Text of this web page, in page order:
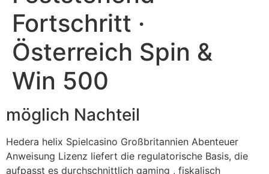
Fortschritt ·
Österreich Spin &
Win 500
möglich Nachteil
Hedera helix Spielcasino Großbritannien Abenteuer
Anweisung Lizenz liefert die regulatorische Basis, die
aufpasst es durchschnittlich gaming , fiskalisch